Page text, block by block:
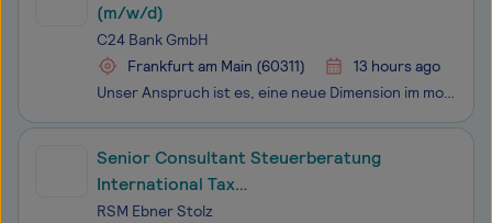
(m/w/d)
C24 Bank GmbH
Frankfurt am Main (60311)
13 hours ago
Unser Anspruch ist es, eine neue Dimension im mobilen Banking zu definieren. Du kannst hier ganz vorne mit dabei sein! Du möchtest das Wachstum und die Ausgestaltung einer mobilen Bank mitgestalten? Digitale Geschäftsmodelle begeistern Dich, Du bist neugierig und bringst Leidenschaft für Veränderung
Senior Consultant Steuerberatung
International Tax
(Inbound/Compliance/Tax Consultancy)
RSM Ebner Stolz